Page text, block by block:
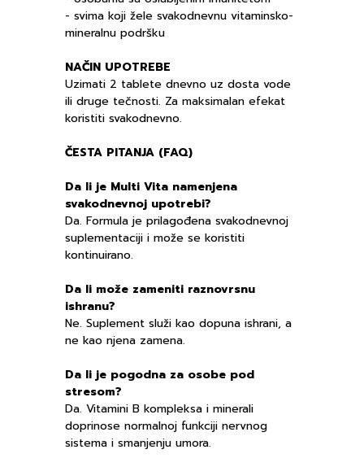
- svima koji žele svakodnevnu vitaminsko-
mineralnu podršku
NAČIN UPOTREBE
Uzimati 2 tablete dnevno uz dosta vode
ili druge tečnosti. Za maksimalan efekat
koristiti svakodnevno.
ČESTA PITANJA (FAQ)
Da li je Multi Vita namenjena
svakodnevnoj upotrebi?
Da. Formula je prilagođena svakodnevnoj
suplementaciji i može se koristiti
kontinuirano.
Da li može zameniti raznovrsnu
ishranu?
Ne. Suplement služi kao dopuna ishrani, a
ne kao njena zamena.
Da li je pogodna za osobe pod
stresom?
Da. Vitamini B kompleksa i minerali
doprinose normalnoj funkciji nervnog
sistema i smanjenju umora.